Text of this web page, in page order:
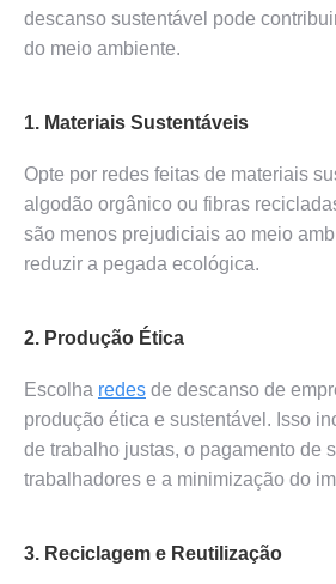
descanso sustentável pode
do meio ambiente.
1. Materiais Sustentáveis
Opte por redes feitas de materiais
algodão orgânico ou fibras
são menos prejudiciais ao meio
reduzir a pegada ecológica.
2. Produção Ética
Escolha redes de descanso de
produção ética e sustentável. Isso
de trabalho justas, o pagamento de
trabalhadores e a minimização do
3. Reciclagem e Reutilização